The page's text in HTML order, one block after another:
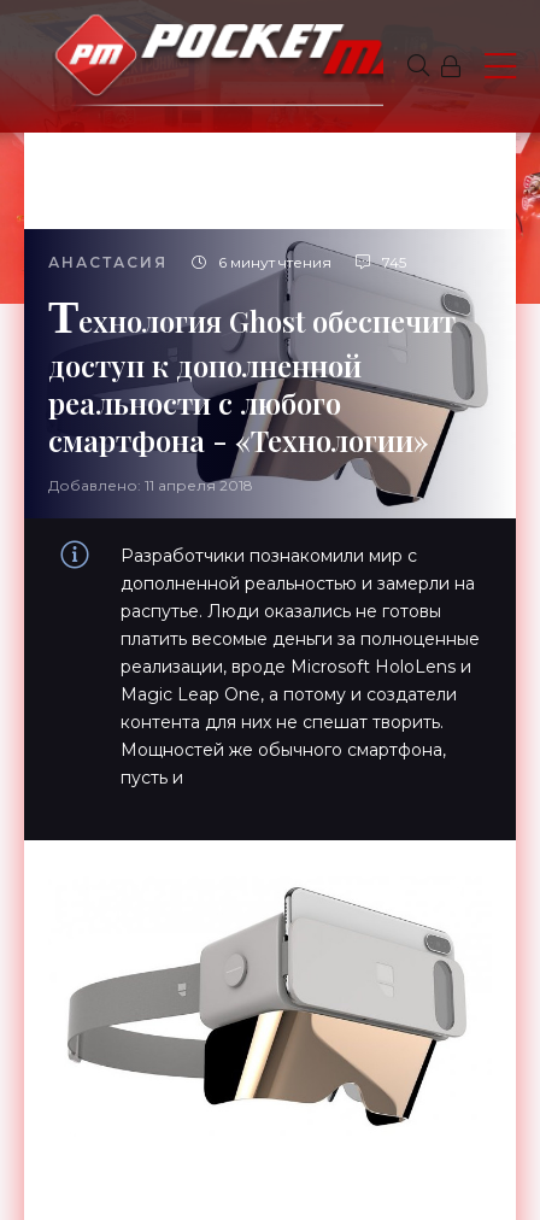
АНАСТАСИЯ 6 минут чтения 745
Технология Ghost обеспечит
доступ к дополненной
реальности с любого
смартфона - «Технологии»
Добавлено: 11 апреля 2018
Разработчики познакомили мир с
дополненной реальностью и замерли на
распутье. Люди оказались не готовы
платить весомые деньги за полноценные
реализации, вроде Microsoft HoloLens и
Magic Leap One, а потому и создатели
контента для них не спешат творить.
Мощностей же обычного смартфона,
пусть и